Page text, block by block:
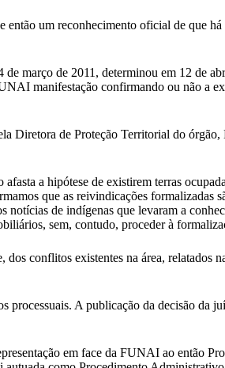
um reconhecimento oficial de que há
de março de 2011, determinou em 12 de
manifestação confirmando ou não a
Diretora de Proteção Territorial do
a hipótese de existirem terras
que as reivindicações formalizadas
de indígenas que levaram a
sem, contudo, proceder à
conflitos existentes na área, relatados
processuais. A publicação da decisão da
em face da FUNAI ao então